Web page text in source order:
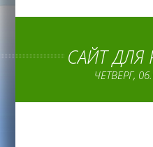
САЙТ
ЧЕТВЕРГ,